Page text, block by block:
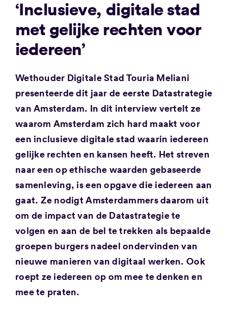
‘Inclusieve, digitale stad
met gelijke rechten voor
iedereen’
Wethouder Digitale Stad Touria Meliani
presenteerde dit jaar de eerste Datastrategie
van Amsterdam. In dit interview vertelt ze
waarom Amsterdam zich hard maakt voor
een inclusieve digitale stad waarin iedereen
gelijke rechten en kansen heeft. Het streven
naar een op ethische waarden gebaseerde
samenleving, is een opgave die iedereen aan
gaat. Ze nodigt Amsterdammers daarom uit
om de impact van de Datastrategie te
volgen en aan de bel te trekken als bepaalde
groepen burgers nadeel ondervinden van
nieuwe manieren van digitaal werken. Ook
roept ze iedereen op om mee te denken en
mee te praten.